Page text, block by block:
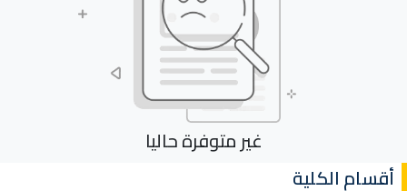
غير متوفرة حاليا
أقسام الكلية